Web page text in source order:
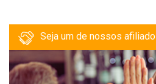
Seja um de nossos afiliado